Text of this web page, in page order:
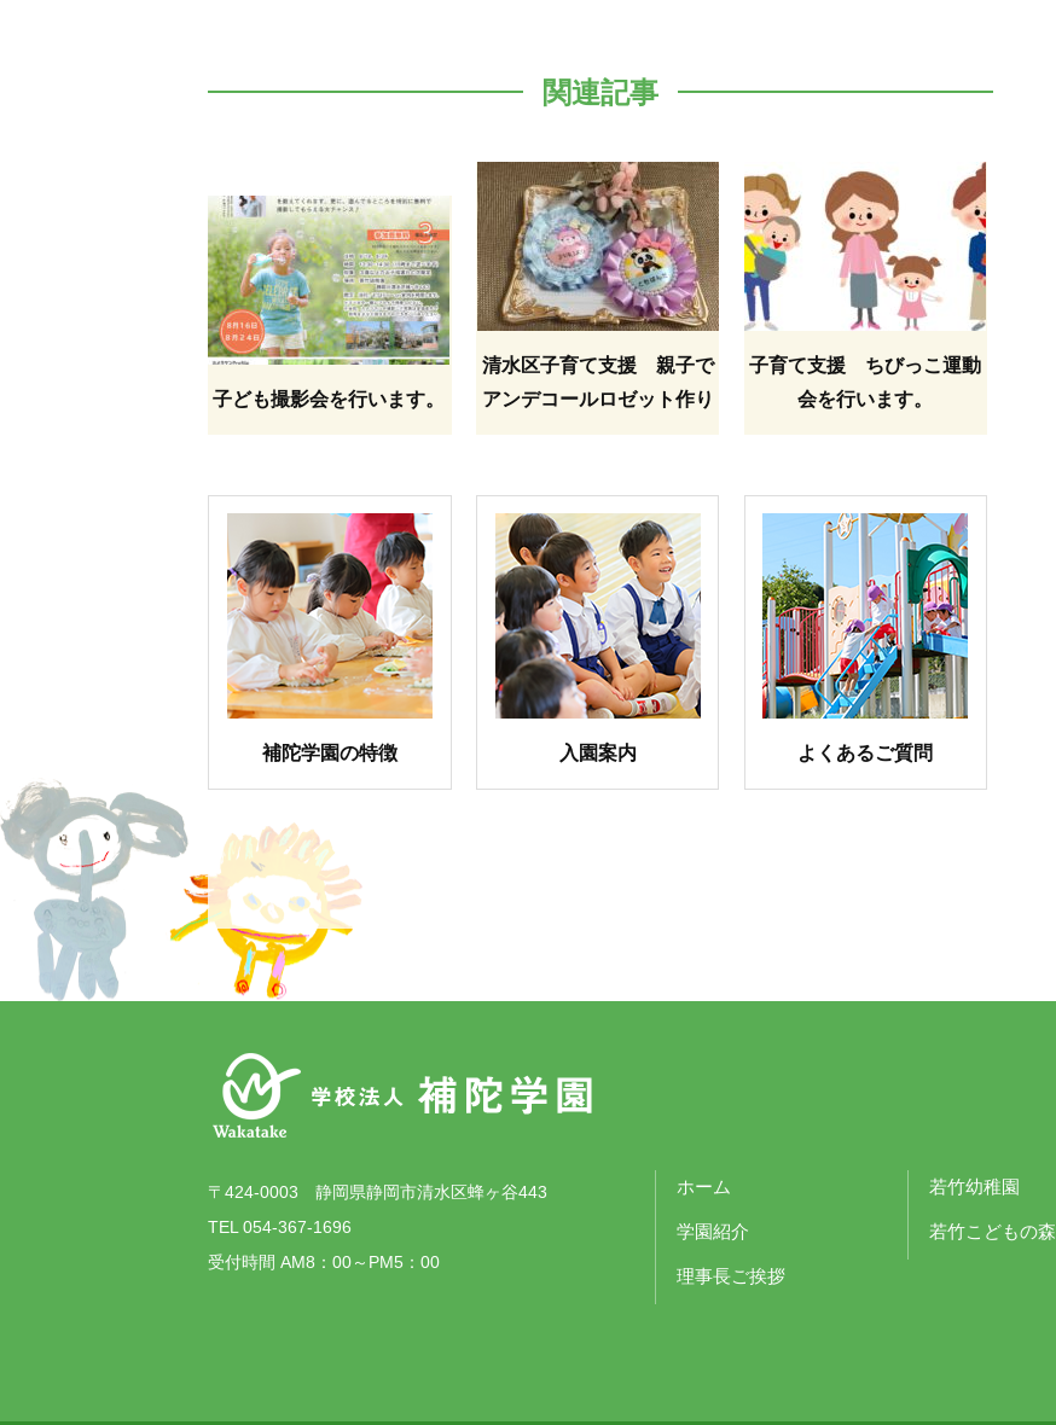
関連記事
子ども撮影会を行います。
清水区子育て支援 親子で
アンデコールロゼット作り
子育て支援 ちびっこ運動
会を行います。
補陀学園の特徴 入園案内 よくあるご質問
ホーム
学園紹介
理事長ご挨拶
若竹幼稚園
若竹こどもの森
〒424-0003 静岡県静岡市清水区蜂ヶ谷443
TEL 054-367-1696
受付時間 AM8：00～PM5：00